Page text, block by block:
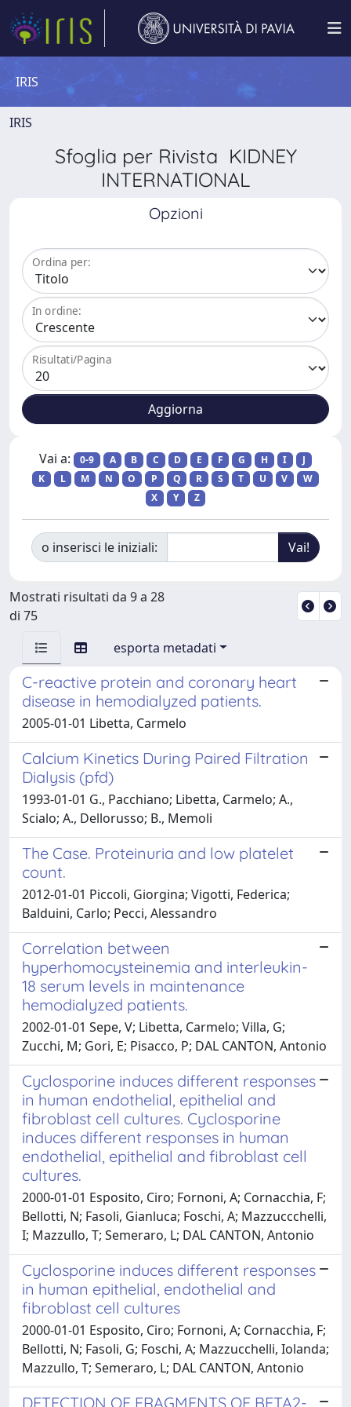
IRIS
IRIS
Sfoglia per Rivista KIDNEY
INTERNATIONAL
Opzioni
Ordina per:
In ordine:
Risultati/Pagina
Vai a: 0-9 A B C D E F G H I
J
K
L M N O P Q R S T U V
W
X
Y Z
o inserisci le iniziali:
Mostrati risultati da 9 a 28
di 75
esporta metadati
C-reactive protein and coronary heart
disease in hemodialyzed patients.
2005-01-01 Libetta, Carmelo
Calcium Kinetics During Paired Filtration
Dialysis (pfd)
1993-01-01 G., Pacchiano; Libetta, Carmelo; A.,
Scialo; A., Dellorusso; B., Memoli
The Case. Proteinuria and low platelet
count.
2012-01-01 Piccoli, Giorgina; Vigotti, Federica;
Balduini, Carlo; Pecci, Alessandro
Correlation between
hyperhomocysteinemia and interleukin-
18 serum levels in maintenance
hemodialyzed patients.
2002-01-01 Sepe, V; Libetta, Carmelo; Villa, G;
Zucchi, M; Gori, E; Pisacco, P; DAL CANTON, Antonio
Cyclosporine induces different responses
in human endothelial, epithelial and
fibroblast cell cultures. Cyclosporine
induces different responses in human
endothelial, epithelial and fibroblast cell
cultures.
2000-01-01 Esposito, Ciro; Fornoni, A; Cornacchia, F;
Bellotti, N; Fasoli, Gianluca; Foschi, A; Mazzuccchelli,
I; Mazzullo, T; Semeraro, L; DAL CANTON, Antonio
Cyclosporine induces different responses
in human epithelial, endothelial and
fibroblast cell cultures
2000-01-01 Esposito, Ciro; Fornoni, A; Cornacchia, F;
Bellotti, N; Fasoli, G; Foschi, A; Mazzucchelli, Iolanda;
Mazzullo, T; Semeraro, L; DAL CANTON, Antonio
DETECTION OF FRAGMENTS OF BETA2-